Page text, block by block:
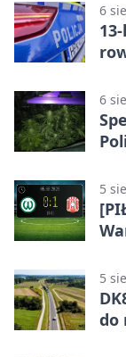
6
6
5
5
do